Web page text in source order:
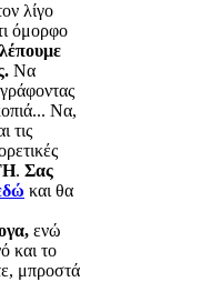
λίγο
όμορφο
Να
Να,
τις
. Σας
και θα
ενώ
και το
μπροστά